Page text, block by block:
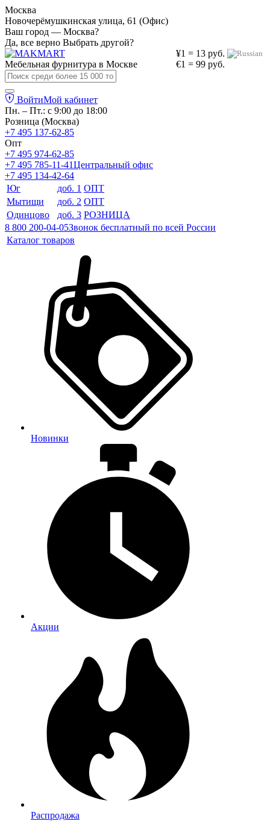
Москва
Новочерёмушкинская улица, 61 (Офис)
Ваш город — Москва?
Да, все верно Выбрать другой?
¥1 = 13 руб.
€1 = 99 руб.
Мебельная фурнитура в Москве
ВойтиМой кабинет
Пн. – Пт.: с 9:00 до 18:00
Розница (Москва)
+7 495 137-62-85
Опт
+7 495 974-62-85
+7 495 785-11-41Центральный офис
+7 495 134-42-64
Юг
доб. 1 ОПТ
Мытищи
доб. 2 ОПТ
Одинцово
доб. 3 РОЗНИЦА
8 800 200-04-05Звонок бесплатный по всей России
Каталог товаров
Новинки
Акции
Распродажа